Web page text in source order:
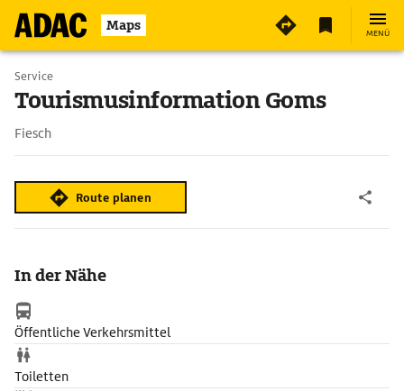
Maps MENÜ
Service
Tourismusinformation Goms
Fiesch
Route planen
In der Nähe
Öffentliche Verkehrsmittel
Toiletten